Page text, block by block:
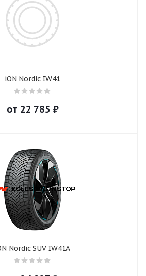
iON Nordic IW41
от 22 785 ₽
Nordic SUV IW41A